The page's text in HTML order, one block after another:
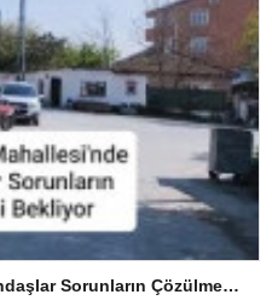
Hacımaşlı Mahallesi’nde Vatandaşlar Sorunların Çözülmesini Bekliyor